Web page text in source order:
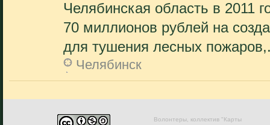
Челябинская область в 2011
70 миллионов рублей на
для тушения лесных
Челябинск
Волонтеры, коллектив "Карты